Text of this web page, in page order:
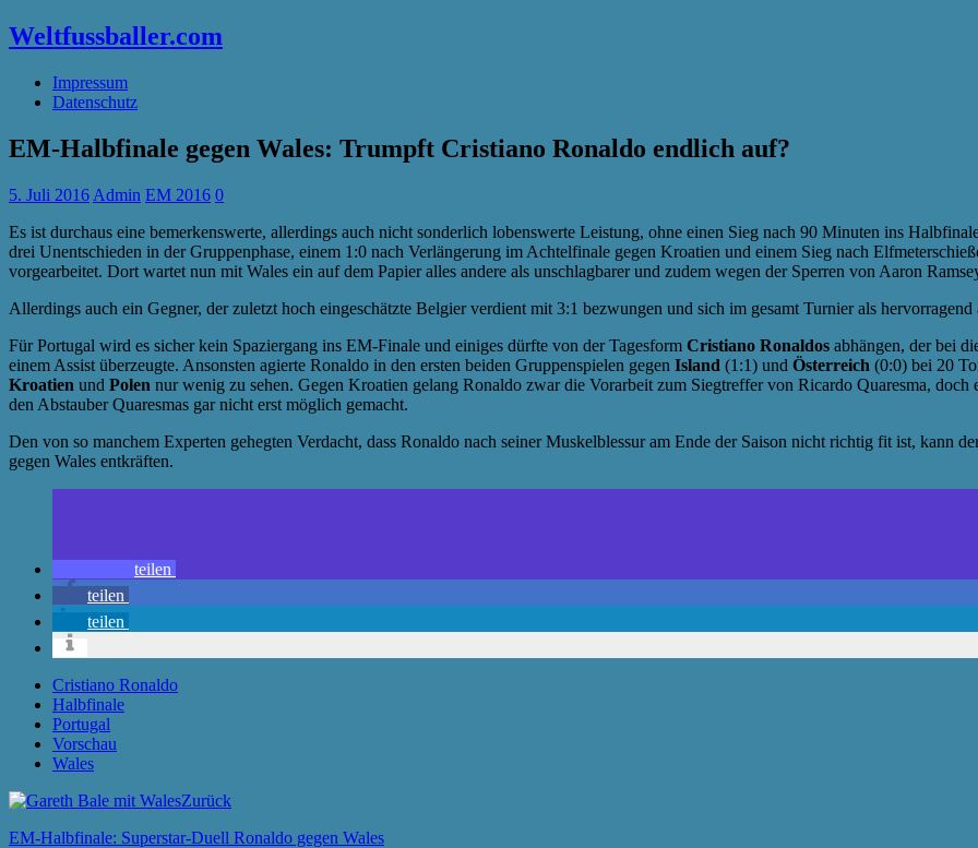
Weltfussballer.com
Impressum
Datenschutz
EM-Halbfinale gegen Wales: Trumpft Cristiano Ronaldo endlich auf?
5. Juli 2016 Admin EM 2016 0
Es ist durchaus eine bemerkenswerte, allerdings auch nicht sonderlich lobenswerte Leistung, ohne einen Sieg nach 90 Minuten ins
drei Unentschieden in der Gruppenphase, einem 1:0 nach Verlängerung im Achtelfinale gegen Kroatien und einem Sieg nach
vorgearbeitet. Dort wartet nun mit Wales ein auf dem Papier alles andere als unschlagbarer und zudem wegen der Sperren von Aaron
Allerdings auch ein Gegner, der zuletzt hoch eingeschätzte Belgier verdient mit 3:1 bezwungen und sich im gesamt Turnier als
Für Portugal wird es sicher kein Spaziergang ins EM-Finale und einiges dürfte von der Tagesform Cristiano Ronaldos abhängen, der bei
einem Assist überzeugte. Ansonsten agierte Ronaldo in den ersten beiden Gruppenspielen gegen Island (1:1) und Österreich (0:0) bei 20
Kroatien und Polen nur wenig zu sehen. Gegen Kroatien gelang Ronaldo zwar die Vorarbeit zum Siegtreffer von Ricardo Quaresma,
den Abstauber Quaresmas gar nicht erst möglich gemacht.
Den von so manchem Experten gehegten Verdacht, dass Ronaldo nach seiner Muskelblessur am Ende der Saison nicht richtig fit ist, kann
gegen Wales entkräften.
teilen
teilen
teilen
Cristiano Ronaldo
Halbfinale
Portugal
Vorschau
Wales
Zurück
EM-Halbfinale: Superstar-Duell Ronaldo gegen Wales